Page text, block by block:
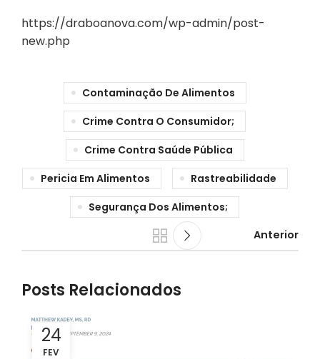
https://draboanova.com/wp-admin/post-
new.php
Contaminação De Alimentos
Crime Contra O Consumidor;
Crime Contra Saúde Pública
Pericia Em Alimentos
Rastreabilidade
Segurança Dos Alimentos;
Anterior
Posts Relacionados
24
FEV